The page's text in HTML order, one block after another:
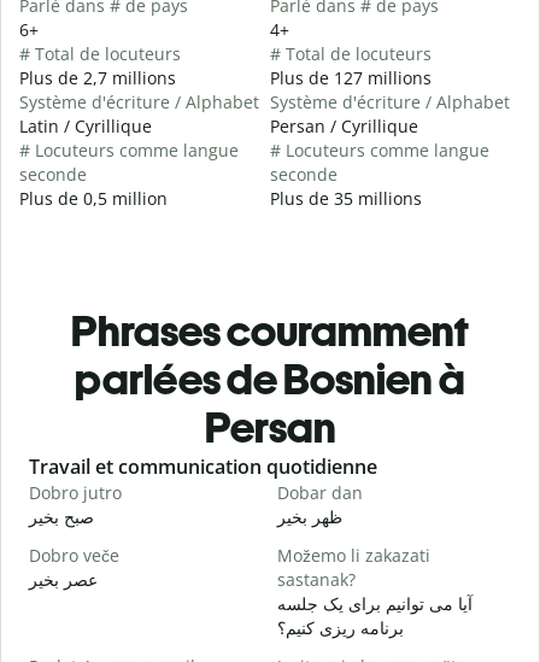
Parlé dans # de pays
6+
# Total de locuteurs
Plus de 2,7 millions
Système d'écriture / Alphabet
Latin / Cyrillique
# Locuteurs comme langue
seconde
Plus de 0,5 million
Parlé dans # de pays
4+
# Total de locuteurs
Plus de 127 millions
Système d'écriture / Alphabet
Persan / Cyrillique
# Locuteurs comme langue
seconde
Plus de 35 millions
Phrases couramment
parlées de Bosnien à
Persan
Slide 1 of 6
Travail et communication quotidienne
Dobro jutro
صبح بخیر
Dobar dan
ظهر بخیر
Dobro veče
عصر بخیر
Možemo li zakazati
sastanak?
آیا می توانیم برای یک جلسه
برنامه ریزی کنیم؟